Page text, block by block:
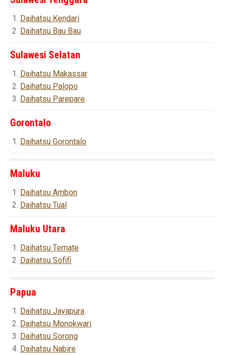
Daihatsu Kendari
Daihatsu Bau Bau
Sulawesi Selatan
Daihatsu Makassar
Daihatsu Palopo
Daihatsu Parepare
Gorontalo
Daihatsu Gorontalo
Maluku
Daihatsu Ambon
Daihatsu Tual
Maluku Utara
Daihatsu Ternate
Daihatsu Sofifi
Papua
Daihatsu Jayapura
Daihatsu Monokwari
Daihatsu Sorong
Daihatsu Nabire